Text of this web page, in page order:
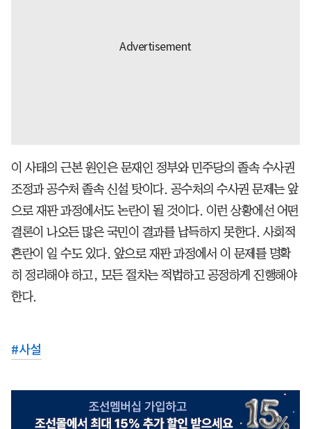
이 사태의 근본 원인은 문재인 정부와 민주당의 졸속 수사권
조정과 공수처 졸속 신설 탓이다. 공수처의 수사권 문제는 앞
으로 재판 과정에서도 논란이 될 것이다. 이런 상황에선 어떤
결론이 나오든 많은 국민이 결과를 납득하지 못한다. 사회적
혼란이 일 수도 있다. 앞으로 재판 과정에서 이 문제를 명확
히 정리해야 하고, 모든 절차는 적법하고 공정하게 진행해야
한다.
#사설